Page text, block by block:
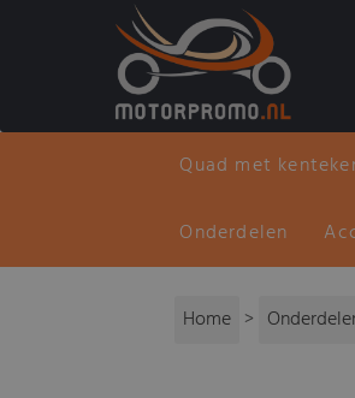
Quad met
Onderdelen
Home >